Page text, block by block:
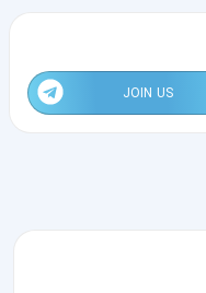
JOIN US